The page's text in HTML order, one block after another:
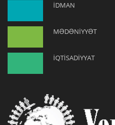
İDMAN
MƏDƏNİYYƏT
İQTİSADİYYAT